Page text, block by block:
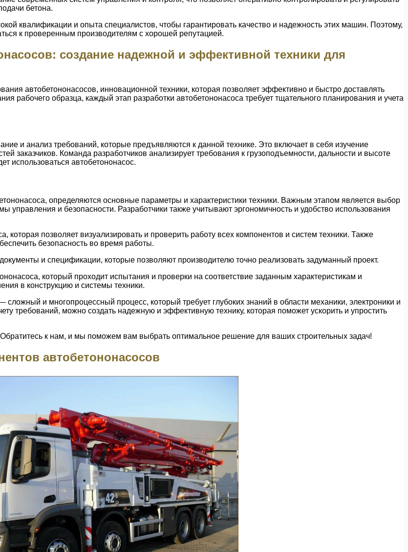
бетона.
квалификации и опыта специалистов, чтобы гарантировать качество и надежность этих машин. Поэтому,
к проверенным производителям с хорошей репутацией.
создание надежной и эффективной техники для
автобетононасосов, инновационной техники, которая позволяет эффективно и быстро доставлять
рабочего образца, каждый этап разработки автобетононасоса требует тщательного планирования и учета
и анализ требований, которые предъявляются к данной технике. Это включает в себя изучение
заказчиков. Команда разработчиков анализирует требования к грузоподъемности, дальности и высоте
использоваться автобетононасос.
определяются основные параметры и характеристики техники. Важным этапом является выбор
управления и безопасности. Разработчики также учитывают эргономичность и удобство использования
которая позволяет визуализировать и проверить работу всех компонентов и систем техники. Также
безопасность во время работы.
и спецификации, которые позволяют производителю точно реализовать задуманный проект.
который проходит испытания и проверки на соответствие заданным характеристикам и
в конструкцию и системы техники.
и многопроцессный процесс, который требует глубоких знаний в области механики, электроники и
требований, можно создать надежную и эффективную технику, которая поможет ускорить и упростить
Обратитесь к нам, и мы поможем вам выбрать оптимальное решение для ваших строительных задач!
автобетононасосов